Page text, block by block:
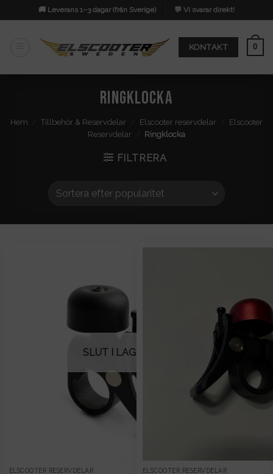
to
🚚 Leverans 1–3 dagar (från Sverige) 💬 Vi svarar direkt!
KONTAKT 0
Ringklocka
Hem Tillbehör & Reservdelar Elscooter reservdelar
Elscooter
Reservdelar
Ringklocka
FILTRERA
SLUT I LAGER
ELSCOOTER RESERVDELAR ELSCOOTER RESERVDELAR